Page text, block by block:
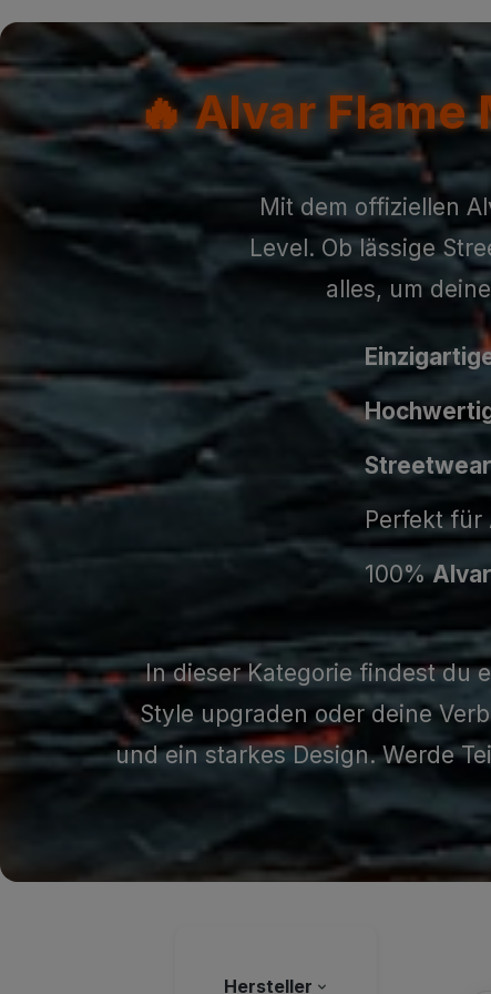
🔥 Alvar
Mit dem offiziellen
Level. Ob lässige
alles, um
Perfekt für
100%
In dieser Kategorie findest du
Style upgraden oder deine
und ein starkes Design. Werde
Hersteller